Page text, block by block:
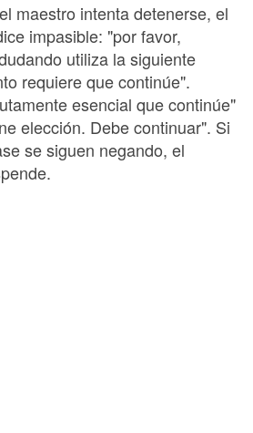
maestro intenta detenerse, el
impasible: "por favor,
utiliza la siguiente
requiere que continúe".
esencial que continúe"
elección. Debe continuar". Si
se siguen negando, el